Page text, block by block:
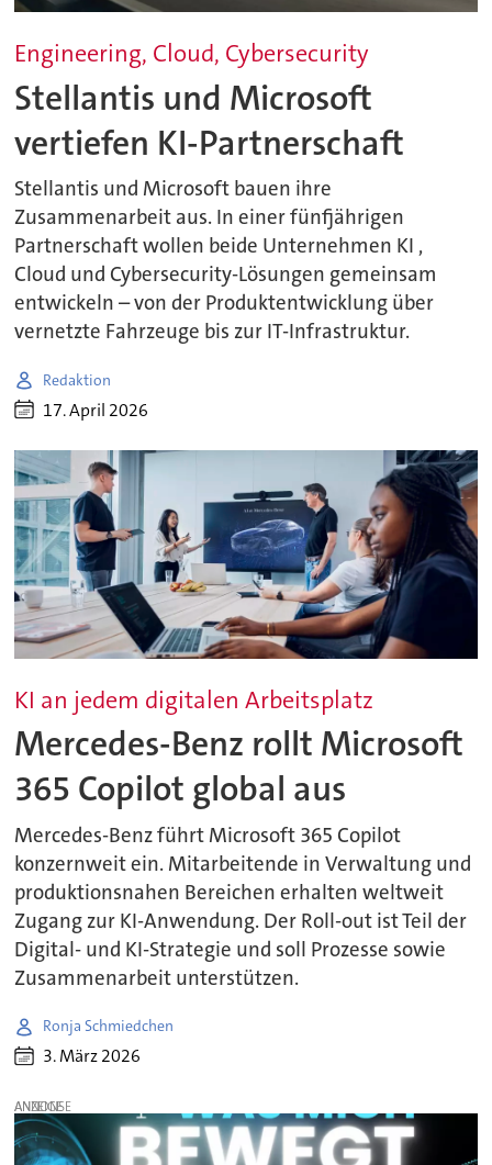
Engineering, Cloud, Cybersecurity
Stellantis und Microsoft
vertiefen KI-Partnerschaft
Stellantis und Microsoft bauen ihre
Zusammenarbeit aus. In einer fünfjährigen
Partnerschaft wollen beide Unternehmen KI ,
Cloud und Cybersecurity-Lösungen gemeinsam
entwickeln – von der Produktentwicklung über
vernetzte Fahrzeuge bis zur IT-Infrastruktur.
Redaktion
17. April 2026
KI an jedem digitalen Arbeitsplatz
Mercedes-Benz rollt Microsoft
365 Copilot global aus
Mercedes-Benz führt Microsoft 365 Copilot
konzernweit ein. Mitarbeitende in Verwaltung und
produktionsnahen Bereichen erhalten weltweit
Zugang zur KI-Anwendung. Der Roll-out ist Teil der
Digital- und KI-Strategie und soll Prozesse sowie
Zusammenarbeit unterstützen.
Ronja Schmiedchen
3. März 2026
ANZEIGE